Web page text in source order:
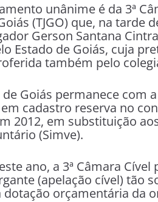
unânime é da 3ª
(TJGO) que, na tarde
Gerson Santana
Estado de Goiás, cuja
também pelo
Goiás permanece com
cadastro reserva no
2012, em substituição
(Simve).
ano, a 3ª Câmara
(apelação cível) tão
dotação orçamentária da